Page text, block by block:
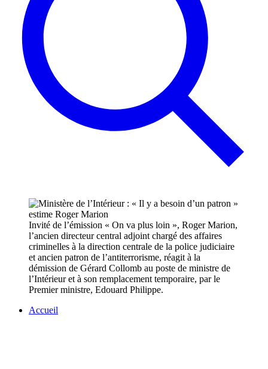
Invité de l’émission « On va plus loin », Roger Marion,
l’ancien directeur central adjoint chargé des affaires
criminelles à la direction centrale de la police judiciaire
et ancien patron de l’antiterrorisme, réagit à la
démission de Gérard Collomb au poste de ministre de
l’Intérieur et à son remplacement temporaire, par le
Premier ministre, Edouard Philippe.
Accueil